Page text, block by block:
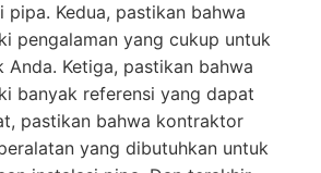
pipa. Kedua, pastikan bahwa
pengalaman yang cukup untuk
Anda. Ketiga, pastikan bahwa
banyak referensi yang dapat
pastikan bahwa kontraktor
yang dibutuhkan untuk